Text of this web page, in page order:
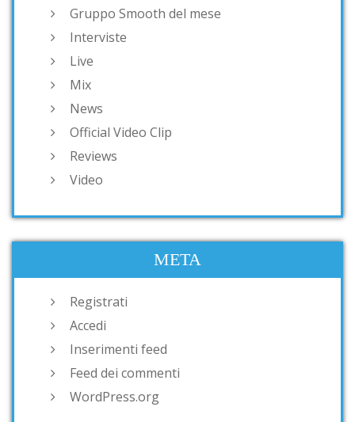
Gruppo Smooth del mese
Interviste
Live
Mix
News
Official Video Clip
Reviews
Video
META
Registrati
Accedi
Inserimenti feed
Feed dei commenti
WordPress.org